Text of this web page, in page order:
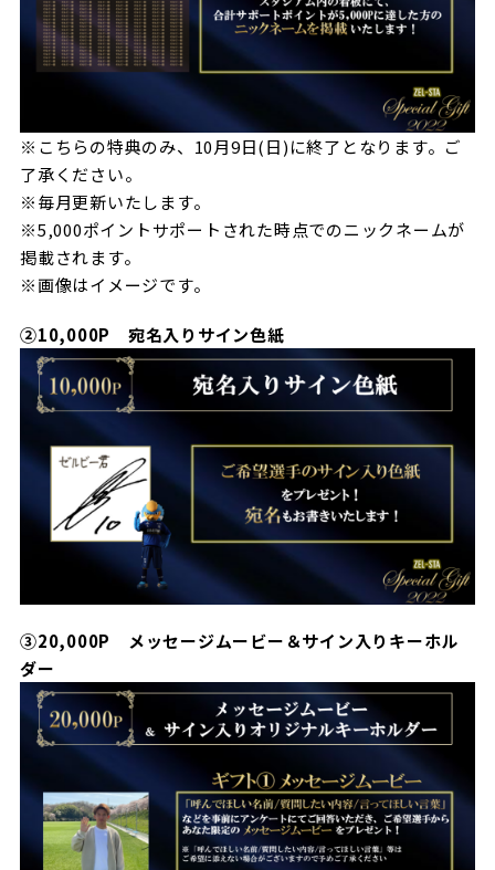
※こちらの特典のみ、10月9日(日)に終了となります。ご
了承ください。
※毎月更新いたします。
※5,000ポイントサポートされた時点でのニックネームが
掲載されます。
※画像はイメージです。
②10,000P 宛名入りサイン色紙
③20,000P メッセージムービー＆サイン入りキーホル
ダー